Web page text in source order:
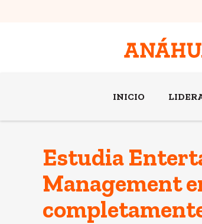
INICIO
Estudia
Management